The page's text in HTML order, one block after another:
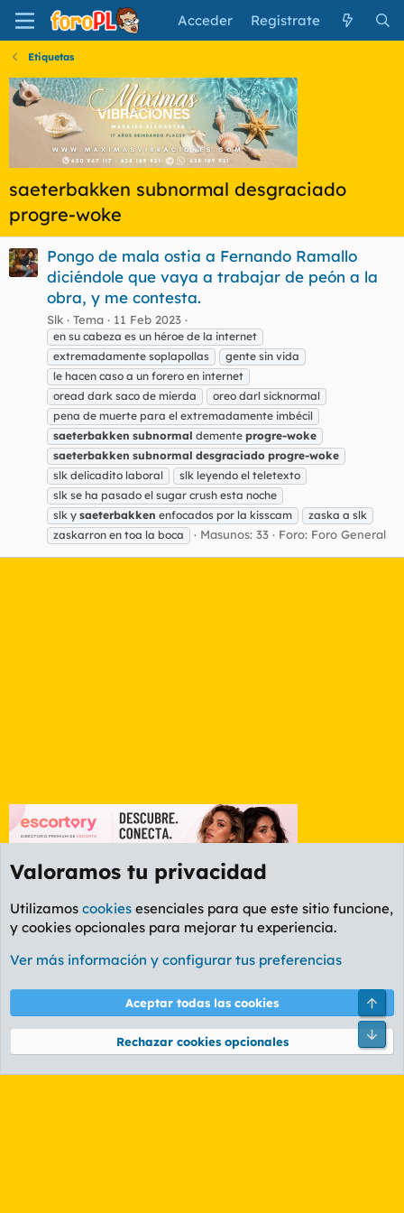
Acceder Regístrate
Etiquetas
saeterbakken subnormal desgraciado
progre-woke
Pongo de mala ostia a Fernando Ramallo
diciéndole que vaya a trabajar de peón a la
obra, y me contesta.
Slk Tema 11 Feb 2023
en su cabeza es un héroe de la internet
extremadamente soplapollas
gente sin vida
le hacen caso a un forero en internet
oread dark saco de mierda
oreo darl sicknormal
pena de muerte para el extremadamente imbécil
saeterbakken subnormal demente progre-woke
saeterbakken subnormal desgraciado progre-woke
slk delicadito laboral
slk leyendo el teletexto
slk se ha pasado el sugar crush esta noche
slk y saeterbakken enfocados por la kisscam
zaska a slk
zaskarron en toa la boca
Masunos: 33 Foro: Foro General
Etiquetas
Cookies
PL OLDSTYLE AMARILLO
Términos y reglas Política de privacidad Ayuda
Community platform by XenForo® © 2010-2026 XenForo Ltd.
Valoramos tu privacidad
Utilizamos cookies esenciales para que este sitio funcione,
y cookies opcionales para mejorar tu experiencia.
Ver más información y configurar tus preferencias
Aceptar todas las cookies
Rechazar cookies opcionales
Pie